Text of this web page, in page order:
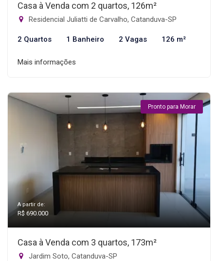
Casa à Venda com 2 quartos, 126m²
Residencial Juliatti de Carvalho, Catanduva-SP
2 Quartos 1 Banheiro 2 Vagas 126 m²
Mais informações
Pronto para Morar
A partir de:
R$ 690.000
Casa à Venda com 3 quartos, 173m²
Jardim Soto, Catanduva-SP